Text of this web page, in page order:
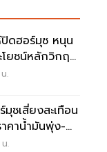
ปิดฮอร์มุซ หนุน
โยชน์หลักวิกฤต
.
ซเสี่ยงสะเทือน
คาน้ำมันพุ่ง-
ร์
.